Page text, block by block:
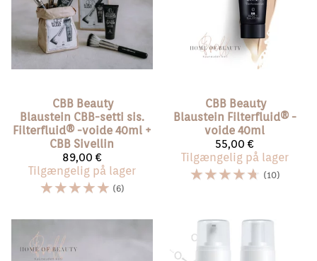
CBB Beauty
Blaustein CBB-setti sis.
Filterfluid®️ -voide 40ml +
CBB Sivellin
89,00 €
Tilgængelig på lager
☆☆☆☆☆ (6)
CBB Beauty
Blaustein Filterfluid®️ -
voide 40ml
55,00 €
Tilgængelig på lager
☆☆☆☆☆ (10)